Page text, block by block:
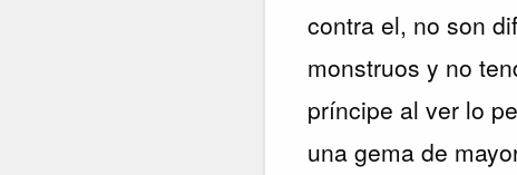
contra el, no son
monstruos y no
príncipe al ver lo
una gema de